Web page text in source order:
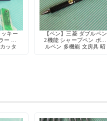
ッキー
ー 折
ッタ
【ペン】三菱 ダブルペン
2機能 シャープペン ボー
ルペン 多機能 文房具 昭